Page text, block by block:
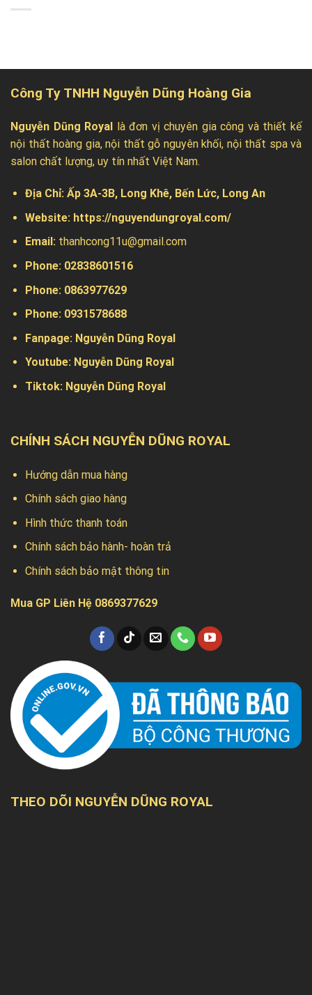
Công Ty TNHH Nguyễn Dũng Hoàng Gia
Nguyễn Dũng Royal
là đơn vị chuyên gia công và thiết kế
nội thất hoàng gia, nội thất gỗ nguyên khối, nội thất spa và
salon chất lượng, uy tín nhất Việt Nam.
Địa Chỉ: Ấp 3A-3B, Long Khê, Bến Lức, Long An
Website: https://nguyendungroyal.com/
Email: thanhcong11u@gmail.com
Phone: 02838601516
Phone: 0863977629
Phone: 0931578688
Fanpage: Nguyễn Dũng Royal
Youtube: Nguyễn Dũng Royal
Tiktok: Nguyễn Dũng Royal
CHÍNH SÁCH NGUYỄN DŨNG ROYAL
Hướng dẫn mua hàng
Chính sách giao hàng
Hình thức thanh toán
Chính sách bảo hành- hoàn trả
Chính sách bảo mật thông tin
Mua GP Liên Hệ 0869377629
THEO DÕI NGUYỄN DŨNG ROYAL